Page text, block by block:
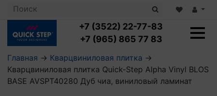
+7 (3522) 22-77-83
+7 (965) 865 77 83
Ламинат с укладкой
Главная → Кварцвиниловая плитка →
Кварцвиниловая плитка Quick-Step Alpha Vinyl BLOS
BASE AVSPT40280 Дуб чиа, виниловый ламинат